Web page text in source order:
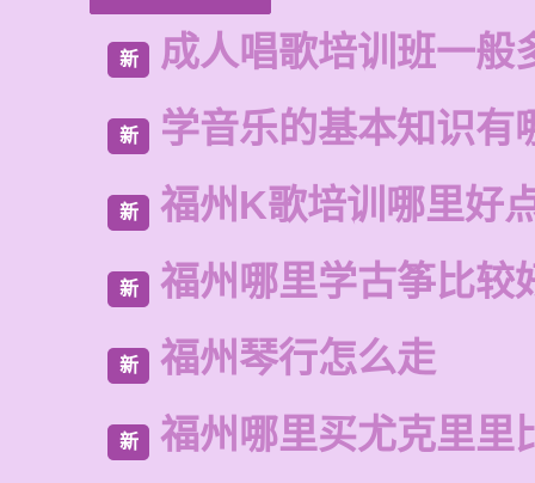
新 成人唱歌培训班一般
新 学音乐的基本知识有
新 福州K歌培训哪里好
新 福州哪里学古筝比较
新 福州琴行怎么走
新 福州哪里买尤克里里